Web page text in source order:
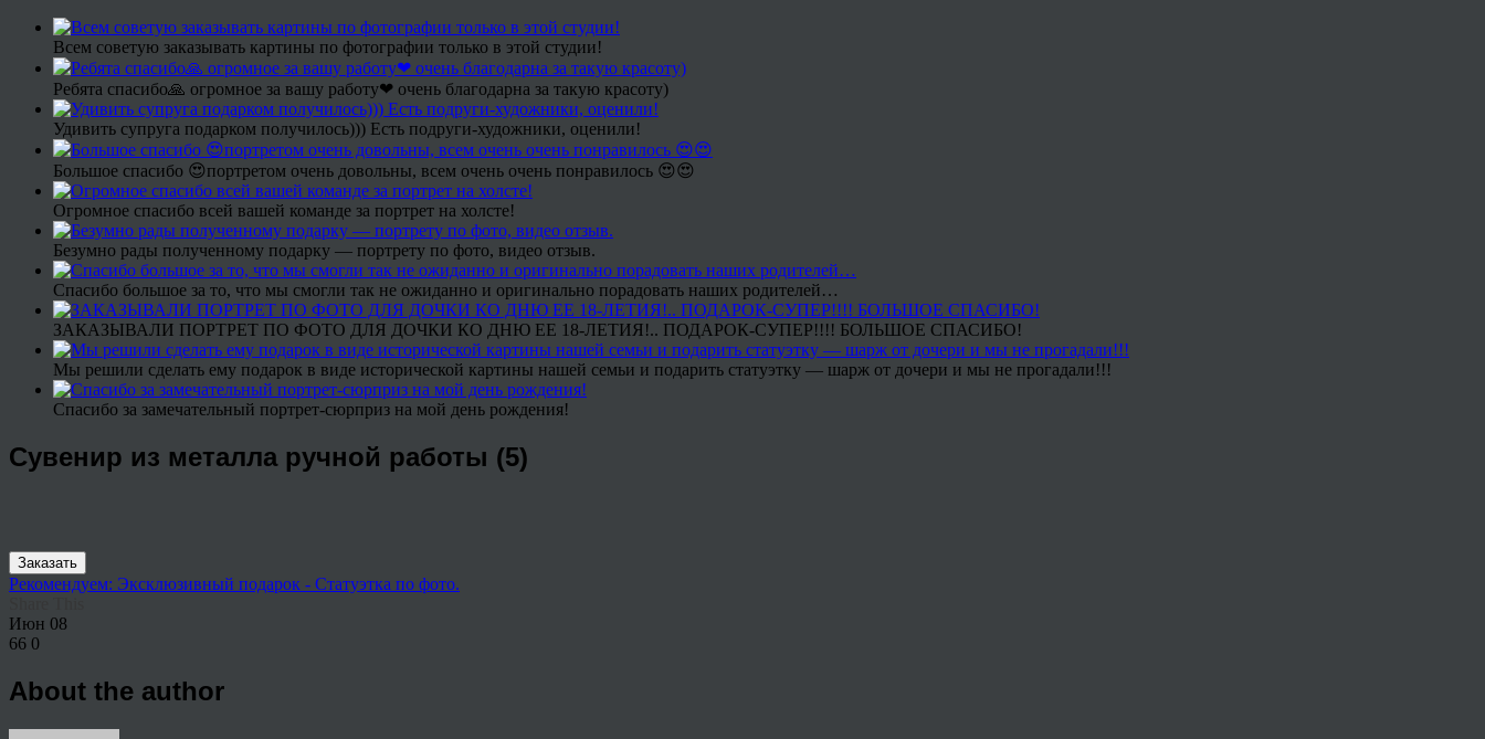
Всем советую заказывать картины по фотографии только в этой студии!
Ребята спасибо🙏 огромное за вашу работу❤ очень благодарна за такую красоту)
Удивить супруга подарком получилось))) Есть подруги-художники, оценили!
Большое спасибо 😍портретом очень довольны, всем очень очень понравилось 😍😍
Огромное спасибо всей вашей команде за портрет на холсте!
Безумно рады полученному подарку — портрету по фото, видео отзыв.
Спасибо большое за то, что мы смогли так не ожиданно и оригинально порадовать наших родителей…
ЗАКАЗЫВАЛИ ПОРТРЕТ ПО ФОТО ДЛЯ ДОЧКИ КО ДНЮ ЕЕ 18-ЛЕТИЯ!.. ПОДАРОК-СУПЕР!!!! БОЛЬШОЕ СПАСИБО!
Мы решили сделать ему подарок в виде исторической картины нашей семьи и подарить статуэтку — шарж от дочери и мы не прогадали!!!
Спасибо за замечательный портрет-сюрприз на мой день рождения!
Сувенир из металла ручной работы (5)
Заказать
Рекомендуем: Эксклюзивный подарок - Статуэтка по фото.
Июн 08
66 0
About the author